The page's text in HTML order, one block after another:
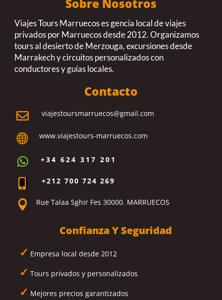
Sobre Nosotros
Viajes Tours Marruecos es gencia local de viajes
privados por Marruecos desde 2012. Organizamos
tours al desierto de Merzouga, excursiones desde
Marrakech y circuitos personalizados con
conductores y guías locales.
Contacto
 viajestoursmarruecos@gmail.com
 www.viajestours-marruecos.com
 +34 624 317 201
+212 700 724 269
 Rue Talaa Sghir Fes 30000. MARRUECOS
Confianza Y Seguridad
✓ Empresa local desde 2012
✓ Tours privados y personalizados
✓ Mejores precios garantizados